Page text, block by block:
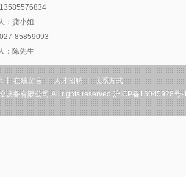
：龚小姐
85859093
：陈先生
丨在线留言丨人才招聘丨联系方式
设备有限公司 All rights reserved.沪ICP备13045928号-